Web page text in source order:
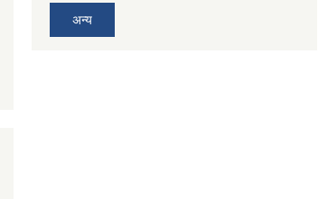
अन्य